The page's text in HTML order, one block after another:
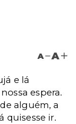
A A
e lá
espera.
alguém, a
quisesse ir.